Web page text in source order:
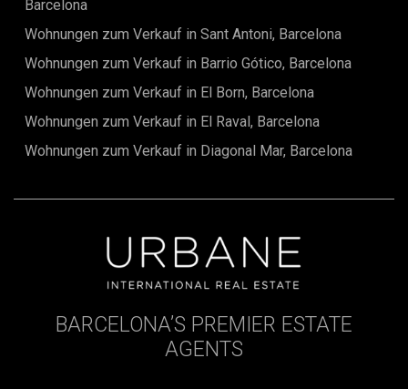
Zwischen römischen Überresten, majestätischen
Kathedralen und mittelalterlichen Gebäuden erlebt man hier
eine Zeitreise mitten in einer lebendigen Stadt. Kleine
Boutiquen, gemütliche Cafés und traditionelle Restaurants
Atmosphäre.Kurz gesagt: Diese Immobilie ist ein seltener
Fund – geräumig, wandelbar, voller Charakter und in einer
der gefragtesten Lagen Barcelonas. Ob
Renovierungsprojekt, charmantes Zuhause oder clevere
weitere Informationen oder zur Vereinbarung einer privaten
oder Eintragungsgebühren, Maklerprovisionen oder
Hypothekenkosten (sofern zutreffend).
Barcelona
Wohnungen zum Verkauf in Sant Antoni, Barcelona
Wohnungen zum Verkauf in Barrio Gótico, Barcelona
Wohnungen zum Verkauf in El Born, Barcelona
Wohnungen zum Verkauf in El Raval, Barcelona
Wohnungen zum Verkauf in Diagonal Mar, Barcelona
BARCELONA’S PREMIER ESTATE
AGENTS